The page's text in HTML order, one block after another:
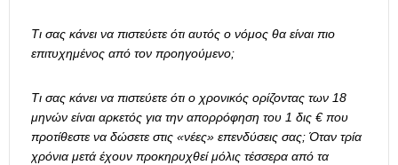
Τι σας κάνει να πιστεύετε ότι αυτός ο νόμος θα είναι πιο
επιτυχημένος από τον προηγούμενο;
Τι σας κάνει να πιστεύετε ότι ο χρονικός ορίζοντας των 18
μηνών είναι αρκετός για την απορρόφηση του 1 δις € που
προτίθεστε να δώσετε στις «νέες» επενδύσεις σας; Όταν τρία
χρόνια μετά έχουν προκηρυχθεί μόλις τέσσερα από τα